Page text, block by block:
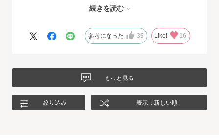
することが出来ました。最初に注文したものはイメージと違って
は、生地もデザインも大満足、これから長く自信をもって着用し
続きを読む
参考になった 35 Like! 16
もっと見る
絞り込み 表示：新しい順